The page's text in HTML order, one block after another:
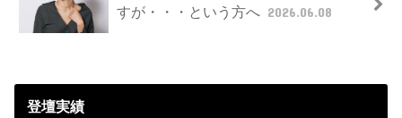
すが・・・という方へ 2026.06.08
登壇実績